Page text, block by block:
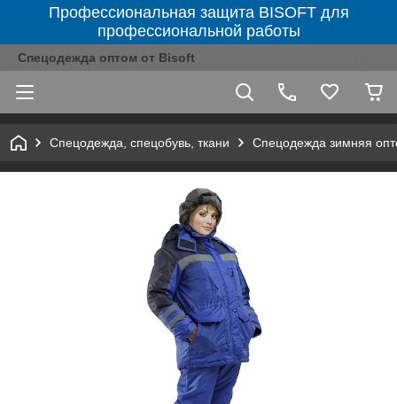
Профессиональная защита BISOFT для
профессиональной работы
Спецодежда оптом от Bisoft
Спецодежда, спецобувь, ткани Спецодежда зимняя